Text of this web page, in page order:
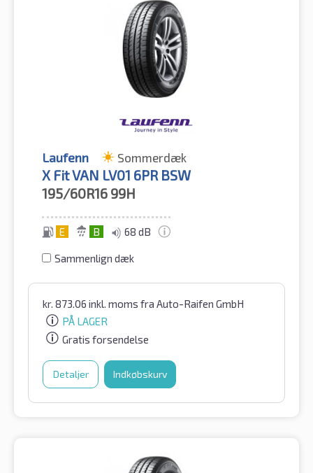
Laufenn Sommerdæk
X Fit VAN LV01 6PR BSW
195/60R16 99H
E B 68 dB
Sammenlign dæk
kr. 873.06 inkl. moms fra Auto-Raifen GmbH
PÅ LAGER
Gratis forsendelse
Detaljer Indkøbskurv